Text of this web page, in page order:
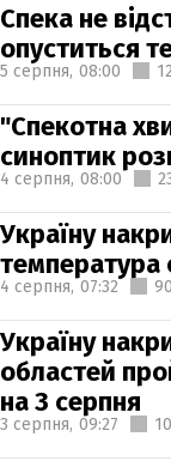
Спека не
опуститься
5 серпня, 08:00
"Спекотна
синоптик
4 серпня, 08:00
Україну
температура
4 серпня, 07:32
Україну
областей
на 3 серпня
3 серпня, 09:27